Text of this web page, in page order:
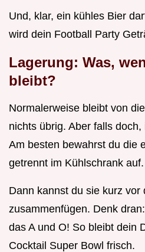
Und, klar, ein kühles Bier
wird dein Football Party
Lagerung: Was,
bleibt?
Normalerweise bleibt von
nichts übrig. Aber falls
Am besten bewahrst du die
getrennt im Kühlschrank auf.
Dann kannst du sie kurz vor
zusammenfügen. Denk
das A und O! So bleibt dein
Cocktail Super Bowl frisch.